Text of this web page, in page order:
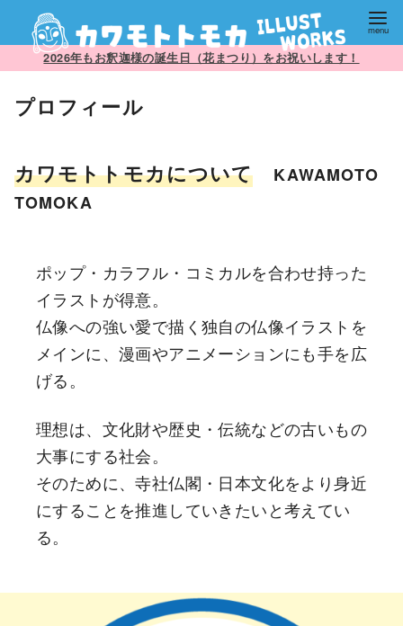
2026年もお釈迦様の誕生日（花まつり）をお祝いします！
プロフィール
カワモトトモカについて
KAWAMOTO
TOMOKA
ポップ・カラフル・コミカルを合わせ持った
イラストが得意。
仏像への強い愛で描く独自の仏像イラストを
メインに、漫画やアニメーションにも手を広
げる。
理想は、文化財や歴史・伝統などの古いもの
大事にする社会。
そのために、寺社仏閣・日本文化をより身近
にすることを推進していきたいと考えてい
る。